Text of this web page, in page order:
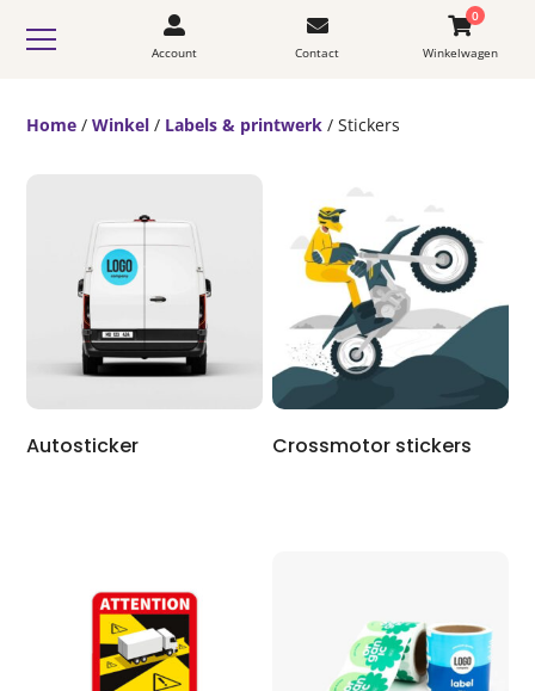
Account Contact
0
Winkelwagen
Home /Winkel / Labels & printwerk / Stickers
Autosticker Crossmotor stickers